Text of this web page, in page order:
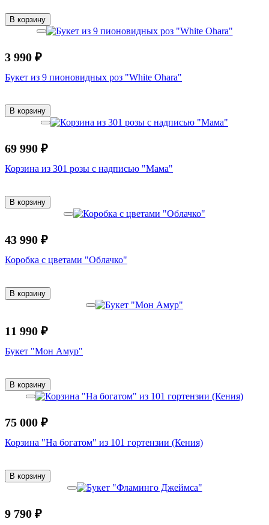
В корзину
3 990 ₽
Букет из 9 пионовидных роз "White Ohara"
В корзину
69 990 ₽
Корзина из 301 розы с надписью "Мама"
В корзину
43 990 ₽
Коробка с цветами "Облачко"
В корзину
11 990 ₽
Букет "Мон Амур"
В корзину
75 000 ₽
Корзина "На богатом" из 101 гортензии (Кения)
В корзину
9 790 ₽